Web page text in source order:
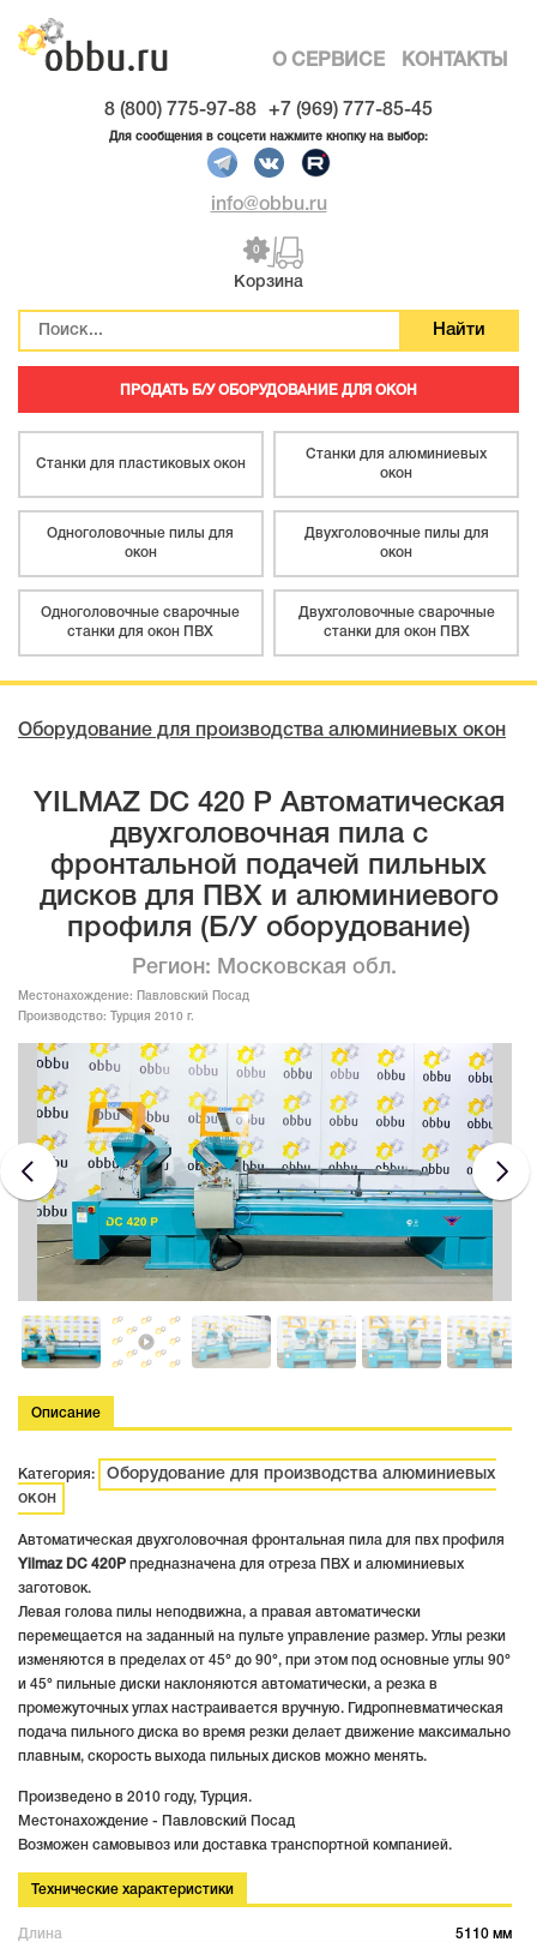
О СЕРВИСЕ КОНТАКТЫ
8 (800) 775-97-88 +7 (969) 777-85-45
Для сообщения в соцсети нажмите кнопку на выбор:
info@obbu.ru
0
Корзина
ПРОДАТЬ Б/У ОБОРУДОВАНИЕ ДЛЯ ОКОН
Станки для пластиковых окон
Станки для алюминиевых
окон
Одноголовочные пилы для
окон
Двухголовочные пилы для
окон
Одноголовочные сварочные
станки для окон ПВХ
Двухголовочные сварочные
станки для окон ПВХ
Оборудование для производства алюминиевых окон
YILMAZ DC 420 P Автоматическая
двухголовочная пила с
фронтальной подачей пильных
дисков для ПВХ и алюминиевого
профиля (Б/У оборудование)
Регион: Московская обл.
Местонахождение:
Павловский Посад
Производство:
Турция 2010 г.
Описание
Категория:
Оборудование для производства алюминиевых
окон
Автоматическая двухголовочная фронтальная пила для пвх профиля
Yilmaz DC 420P предназначена для отреза ПВХ и алюминиевых
заготовок.
Левая голова пилы неподвижна, а правая автоматически
перемещается на заданный на пульте управление размер. Углы резки
изменяются в пределах от 45° до 90°, при этом под основные углы 90°
и 45° пильные диски наклоняются автоматически, а резка в
промежуточных углах настраивается вручную. Гидропневматическая
подача пильного диска во время резки делает движение максимально
плавным, скорость выхода пильных дисков можно менять.
Произведено в 2010 году, Турция.
Местонахождение - Павловский Посад
Возможен самовывоз или доставка транспортной компанией.
Технические характеристики
Длина 5110 мм